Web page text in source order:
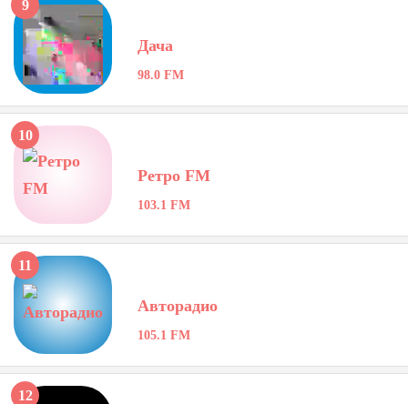
9
Дача
98.0 FM
10
Ретро FM
103.1 FM
11
Авторадио
105.1 FM
12